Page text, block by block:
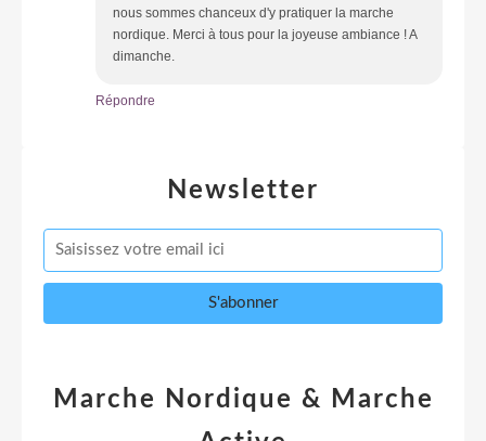
nous sommes chanceux d'y pratiquer la marche
nordique. Merci à tous pour la joyeuse ambiance ! A
dimanche.
Répondre
Newsletter
Marche Nordique & Marche